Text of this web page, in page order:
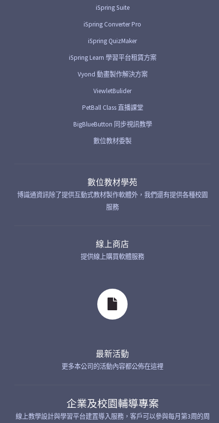
iSpring Suite
iSpring Converter Pro
iSpring QuizMaker
iSpring Learn 學習平台租賃方案
Vyond 動畫製作解決方案
ViewletBulider
PetBall Class 直播課堂
BigBlueButton 同步視訊教學
數位教材委製
數位教材學苑
博識通資訊除了提供互動式教材製作軟體外，我們還有提供各種校園
服務
線上商店
提供線上購買軟體服務
最新活動
更多本公司的活動內容都公佈在這裡
企業及校園輔導專案
線上教學設計與學習平台建置導入服務，客戶可以參與每月第3周的周